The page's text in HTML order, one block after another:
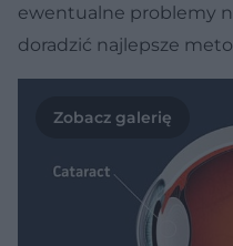
ewentualne problemy
doradzić najlepsze